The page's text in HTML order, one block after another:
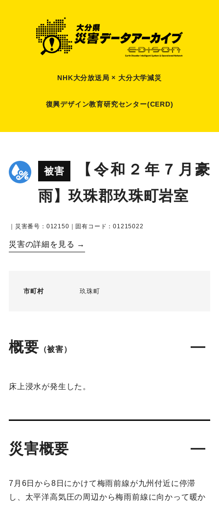
NHK大分放送局 × 大分大学減災
復興デザイン教育研究センター(CERD)
被害
【令和２年７月豪
雨】玖珠郡玖珠町岩室
｜災害番号：012150｜固有コード：01215022
災害の詳細を見る →
市町村 玖珠町
概要 （被害）
床上浸水が発生した。
災害概要
7月6日から8日にかけて梅雨前線が九州付近に停滞
し、太平洋高気圧の周辺から梅雨前線に向かって暖か